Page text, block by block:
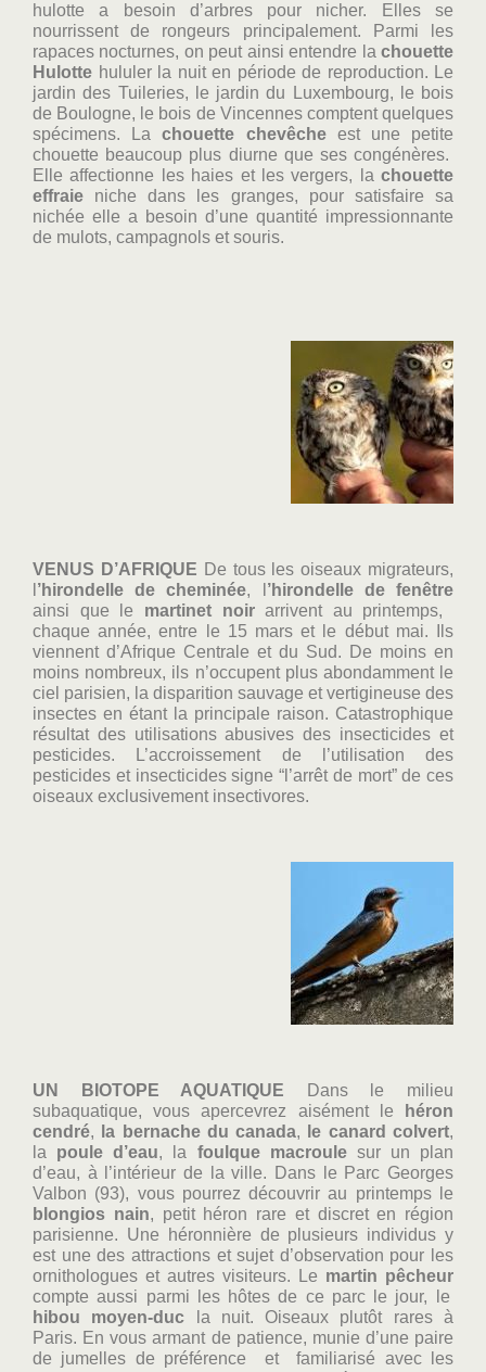
hulotte a besoin d’arbres pour nicher. Elles se
nourrissent de rongeurs principalement.
Parmi les
rapaces nocturnes, on peut ainsi entendre la chouette
Hulotte hululer la nuit en période de reproduction. Le
jardin des Tuileries, le jardin du Luxembourg, le bois
de Boulogne, le bois de Vincennes comptent quelques
spécimens. Lachouette chevêcheest une petite
chouette beaucoup plus diurne que ses congénères.
Elle affectionne les haies et les vergers, la chouette
effraie niche dans les granges, pour satisfaire sa
nichée elle a besoin d’une quantité impressionnante
de mulots, campagnols et souris.
VENUS D’AFRIQUE De tous les oiseaux migrateurs,
’hirondelle de cheminée, l ’hirondelle de fenêtre
ainsi que le martinet noirarrivent au printemps,
chaque année, entre le 15 mars et le début mai. Ils
viennent d’Afrique Centrale et du Sud. De moins en
moins nombreux, ils n’occupent plus abondamment le
ciel parisien, la disparition sauvage et vertigineuse des
insectes en étant la principale raison. Catastrophique
résultat des utilisations abusives des insecticides et
pesticides. L’accroissement de l’utilisation des
pesticides et insecticides signe “l’arrêt de mort” de ces
oiseaux exclusivement insectivores.
UN BIOTOPE AQUATIQUE
Dans le milieu
subaquatique, vous apercevrez aisément le
héron
cendré, la bernache du canada, le canard colvert,
la poule d’eau, la foulque macroulesur un plan
d’eau, à l’intérieur de la ville. Dans le Parc Georges
Valbon (93), vous pourrez découvrir au printemps le
blongios nain, petit héron rare et discret en région
parisienne. Une héronnière de plusieurs individus y
est une des attractions et sujet d’observation pour les
ornithologues et autres visiteurs. Le martin pêcheur
compte aussi parmi les hôtes de ce parc le jour, le
hibou moyen-duc la nuit. Oiseaux plutôt rares à
Paris. En vous armant de patience, munie d’une paire
de jumelles de préférence et familiarisé avec les